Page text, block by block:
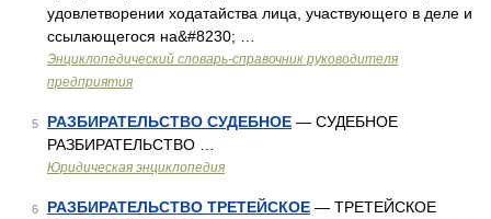
удовлетворении ходатайства лица, участвующего в деле и
ссылающегося на&#8230; …
Энциклопедический словарь-справочник руководителя
предприятия
5 РАЗБИРАТЕЛЬСТВО СУДЕБНОЕ — СУДЕБНОЕ
РАЗБИРАТЕЛЬСТВО …
Юридическая энциклопедия
6 РАЗБИРАТЕЛЬСТВО ТРЕТЕЙСКОЕ — ТРЕТЕЙСКОЕ